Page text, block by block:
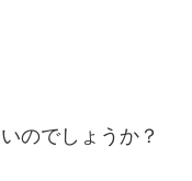
のでしょうか？